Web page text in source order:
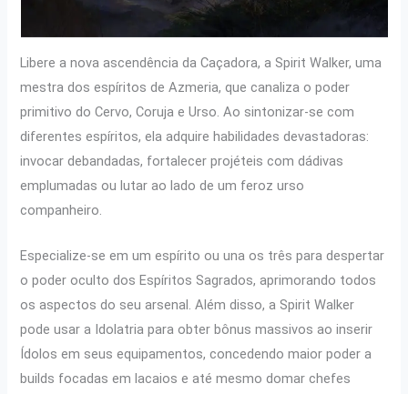
Libere a nova ascendência da Caçadora, a Spirit Walker, uma
mestra dos espíritos de Azmeria, que canaliza o poder
primitivo do Cervo, Coruja e Urso. Ao sintonizar-se com
diferentes espíritos, ela adquire habilidades devastadoras:
invocar debandadas, fortalecer projéteis com dádivas
emplumadas ou lutar ao lado de um feroz urso
companheiro.
Especialize-se em um espírito ou una os três para despertar
o poder oculto dos Espíritos Sagrados, aprimorando todos
os aspectos do seu arsenal. Além disso, a Spirit Walker
pode usar a Idolatria para obter bônus massivos ao inserir
Ídolos em seus equipamentos, concedendo maior poder a
builds focadas em lacaios e até mesmo domar chefes